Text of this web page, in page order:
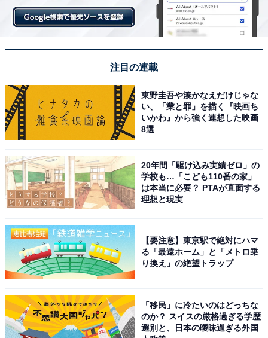
こちらもおすすめ
好き＆行ってみたい「和歌山県の星空スポッ
ト」ランキング！ 2位「潮岬観光タワー周辺」
「龍神温泉」を抑えた1位は？【2025年調査】
注目の連載
東野圭吾や湊かなえだけじゃな
い、「業と罪」を描く『映画ち
いかわ』から強く連想した映画
8選
20年間「駆け込み実績ゼロ」の
学校も…「こども110番の家」
は本当に必要？ PTAが直面する
理想と現実
【要注意】東京駅で絶対にハマ
る「最遠ホーム」と「メトロ乗
り換え」の絶望トラップ
「移民」に冷たいのはどっちな
のか？ スイスの厳格過ぎる学歴
選別と、日本の曖昧過ぎる外国